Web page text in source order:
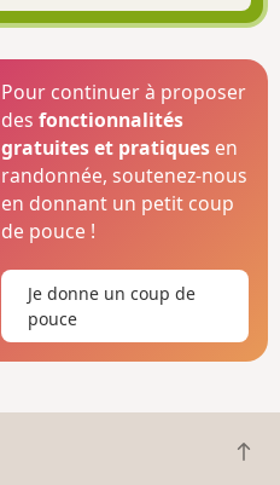
Pour continuer à proposer
desfonctionnalités
gratuites et pratiques en
randonnée, soutenez-nous
en donnant un petit coup
de pouce !
Je donne un coup de
pouce
R